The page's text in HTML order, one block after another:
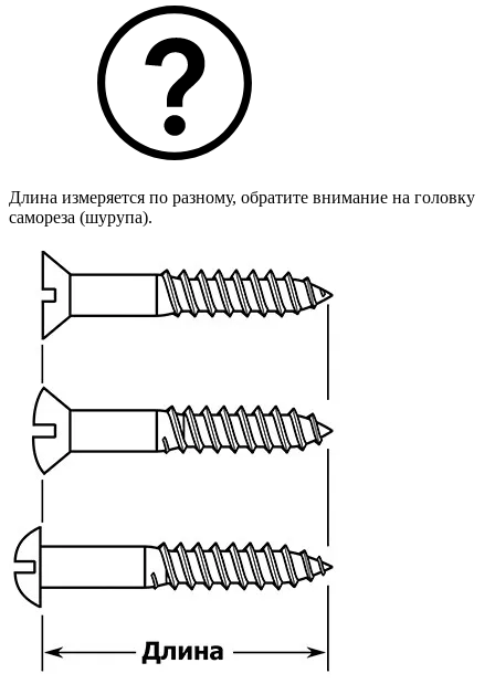
Длина измеряется по разному, обратите внимание на головку
самореза (шурупа).